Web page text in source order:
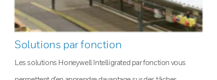
Solutions par fonction
Les solutions Honeywell Intelligrated par fonction vous